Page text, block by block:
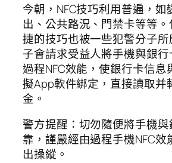
今朝，NFC技巧利用普遍，如
出、公共路況、門禁卡等等
捷的技巧也被一些犯警分子
子會請求受益人將手機與銀
過程NFC效能，使銀行卡信息
擬App軟件綁定，直接讀取并
金。
警方提醒：切勿隨便將手機
靠，謹嚴經由過程手機NFC效
出操縱。